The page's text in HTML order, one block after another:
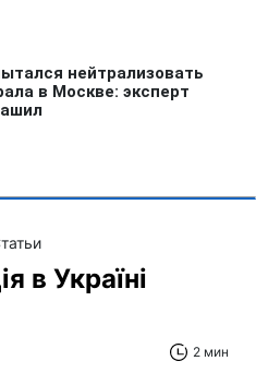
в Україні
2 мин